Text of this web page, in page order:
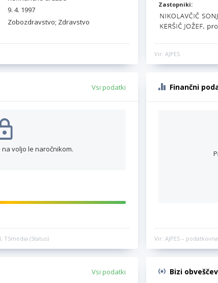
9. 4. 1997
Zobozdravstvo; Zdravstvo
Zastopniki:
Vir: AJPES
Vsi podatki
voljo le naročnikom.
TSmedia (Status)
Finančni
Vir: AJPES –
Vsi podatki Bizi